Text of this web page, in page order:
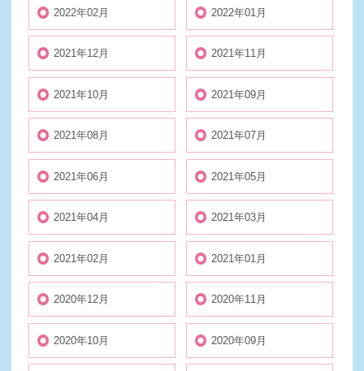
2022年02月 2022年01月
2021年12月 2021年11月
2021年10月 2021年09月
2021年08月 2021年07月
2021年06月 2021年05月
2021年04月 2021年03月
2021年02月 2021年01月
2020年12月 2020年11月
2020年10月 2020年09月